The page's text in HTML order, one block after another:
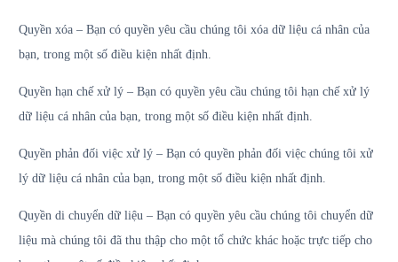
Quyền xóa – Bạn có quyền yêu cầu chúng tôi xóa dữ liệu cá nhân của
bạn, trong một số điều kiện nhất định.
Quyền hạn chế xử lý – Bạn có quyền yêu cầu chúng tôi hạn chế xử lý
dữ liệu cá nhân của bạn, trong một số điều kiện nhất định.
Quyền phản đối việc xử lý – Bạn có quyền phản đối việc chúng tôi xử
lý dữ liệu cá nhân của bạn, trong một số điều kiện nhất định.
Quyền di chuyển dữ liệu – Bạn có quyền yêu cầu chúng tôi chuyển dữ
liệu mà chúng tôi đã thu thập cho một tổ chức khác hoặc trực tiếp cho